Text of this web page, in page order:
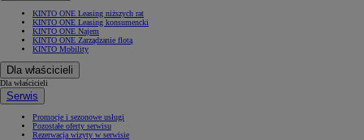
KINTO ONE Leasing niższych rat
KINTO ONE Leasing konsumencki
KINTO ONE Najem
KINTO ONE Zarządzanie flotą
KINTO Mobility
Dla właścicieli
Dla właścicieli
Serwis
Promocje i sezonowe usługi
Pozostałe oferty serwisu
Rezerwacja wizyty w serwisie